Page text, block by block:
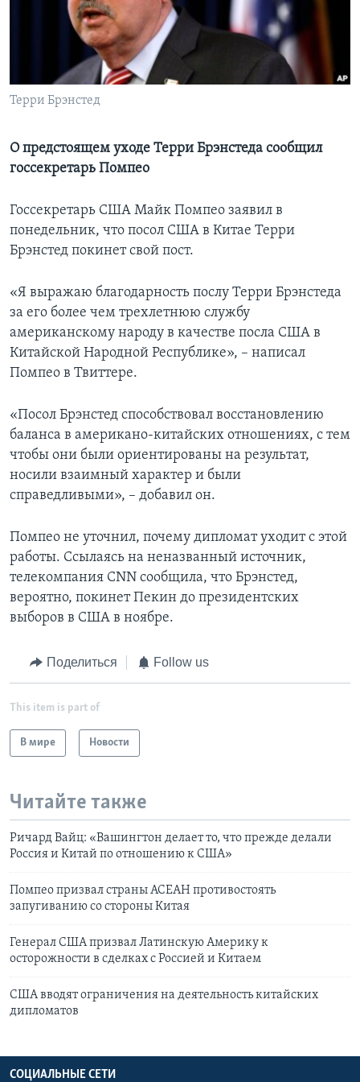
Learning English
СОЦИАЛЬНЫЕ СЕТИ
Языки
Терри Брэнстед
О предстоящем уходе Терри Брэнстеда сообщил
госсекретарь Помпео
Госсекретарь США Майк Помпео заявил в
понедельник, что посол США в Китае Терри
Брэнстед покинет свой пост.
«Я выражаю благодарность послу Терри Брэнстеда
за его более чем трехлетнюю службу
американскому народу в качестве посла США в
Китайской Народной Республике», – написал
Помпео в Твиттере.
«Посол Брэнстед способствовал восстановлению
баланса в американо-китайских отношениях, с тем
чтобы они были ориентированы на результат,
носили взаимный характер и были
справедливыми», – добавил он.
Помпео не уточнил, почему дипломат уходит с этой
работы. Ссылаясь на неназванный источник,
телекомпания CNN сообщила, что Брэнстед,
вероятно, покинет Пекин до президентских
выборов в США в ноябре.
Поделиться Follow us
This item is part of
В мире Новости
Читайте также
Ричард Вайц: «Вашингтон делает то, что прежде делали
Россия и Китай по отношению к США»
Помпео призвал страны АСЕАН противостоять
запугиванию со стороны Китая
Генерал США призвал Латинскую Америку к
осторожности в сделках с Россией и Китаем
США вводят ограничения на деятельность китайских
дипломатов
СОЦИАЛЬНЫЕ СЕТИ